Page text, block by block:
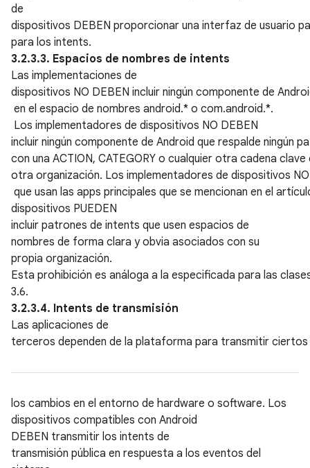
de
dispositivos DEBEN proporcionar una interfaz de usuario
para los intents.
3.2.3.3. Espacios de nombres de intents
Las implementaciones de
dispositivos NO DEBEN incluir ningún componente de
en el espacio de nombres android.* o com.android.*.
Los implementadores de dispositivos NO DEBEN
incluir ningún componente de Android que respalde ningún
con una ACTION, CATEGORY o cualquier otra cadena
otra organización. Los implementadores de dispositivos
que usan las apps principales que se mencionan en el
dispositivos PUEDEN
incluir patrones de intents que usen espacios de
nombres de forma clara y obvia asociados con su
propia organización.
Esta prohibición es análoga a la especificada para las
3.6.
3.2.3.4. Intents de transmisión
Las aplicaciones de
terceros dependen de la plataforma para transmitir
los cambios en el entorno de hardware o software. Los
dispositivos compatibles con Android
DEBEN transmitir los intents de
transmisión pública en respuesta a los eventos del